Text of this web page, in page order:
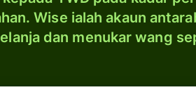
Wise ialah akaun
dan menukar wang